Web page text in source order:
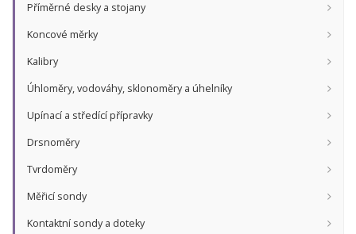
Příměrné desky a stojany
Koncové měrky
Kalibry
Úhloměry, vodováhy, sklonoměry a úhelníky
Upínací a středící přípravky
Drsnoměry
Tvrdoměry
Měřicí sondy
Kontaktní sondy a doteky